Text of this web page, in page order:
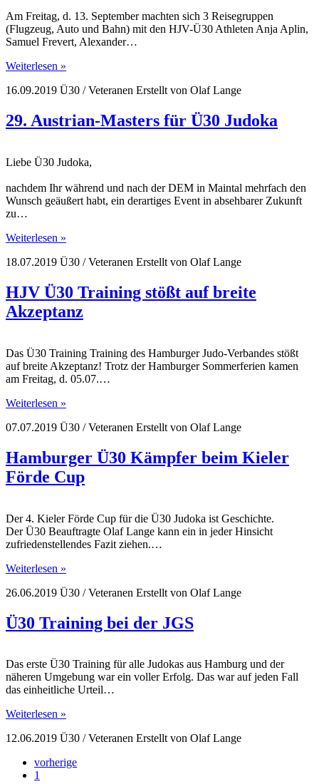
Am Freitag, d. 13. September machten sich 3 Reisegruppen
(Flugzeug, Auto und Bahn) mit den HJV-Ü30 Athleten Anja Aplin,
Samuel Frevert, Alexander…
Weiterlesen »
16.09.2019 Ü30 / Veteranen Erstellt von Olaf Lange
29. Austrian-Masters für Ü30 Judoka
Liebe Ü30 Judoka,
nachdem Ihr während und nach der DEM in Maintal mehrfach den
Wunsch geäußert habt, ein derartiges Event in absehbarer Zukunft
zu…
Weiterlesen »
18.07.2019 Ü30 / Veteranen Erstellt von Olaf Lange
HJV Ü30 Training stößt auf breite
Akzeptanz
Das Ü30 Training Training des Hamburger Judo-Verbandes stößt
auf breite Akzeptanz! Trotz der Hamburger Sommerferien kamen
am Freitag, d. 05.07.…
Weiterlesen »
07.07.2019 Ü30 / Veteranen Erstellt von Olaf Lange
Hamburger Ü30 Kämpfer beim Kieler
Förde Cup
Der 4. Kieler Förde Cup für die Ü30 Judoka ist Geschichte.
Der Ü30 Beauftragte Olaf Lange kann ein in jeder Hinsicht
zufriedenstellendes Fazit ziehen.…
Weiterlesen »
26.06.2019 Ü30 / Veteranen Erstellt von Olaf Lange
Ü30 Training bei der JGS
Das erste Ü30 Training für alle Judokas aus Hamburg und der
näheren Umgebung war ein voller Erfolg. Das war auf jeden Fall
das einheitliche Urteil…
Weiterlesen »
12.06.2019 Ü30 / Veteranen Erstellt von Olaf Lange
vorherige
1